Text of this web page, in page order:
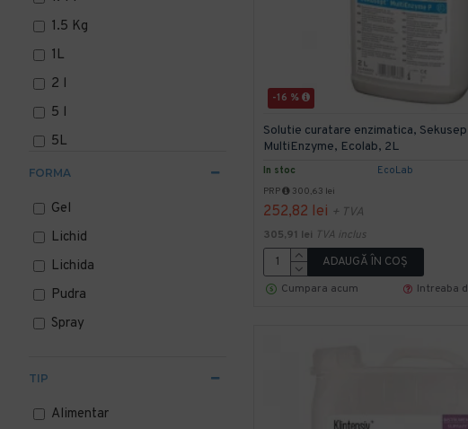
1.5 Kg
1L
2 l
5 l
5L
6 l
10 l
20 l
25 ml
200 l
300
FORMA
Gel
Lichid
Lichida
Pudra
Spray
TIP
Alimentar
-16 %
In stoc EcoLab
Solutie curatare enzimatica,
MultiEnzyme, Ecolab, 2L
PRP 300,63 lei
252,82 lei + TVA
305,91 lei TVA inclus
ADAUGĂ ÎN COŞ
Cumpara acum
Intreaba